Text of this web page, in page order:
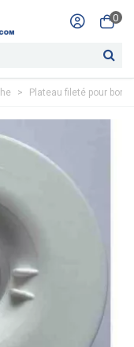
0
> Plateau fileté pour